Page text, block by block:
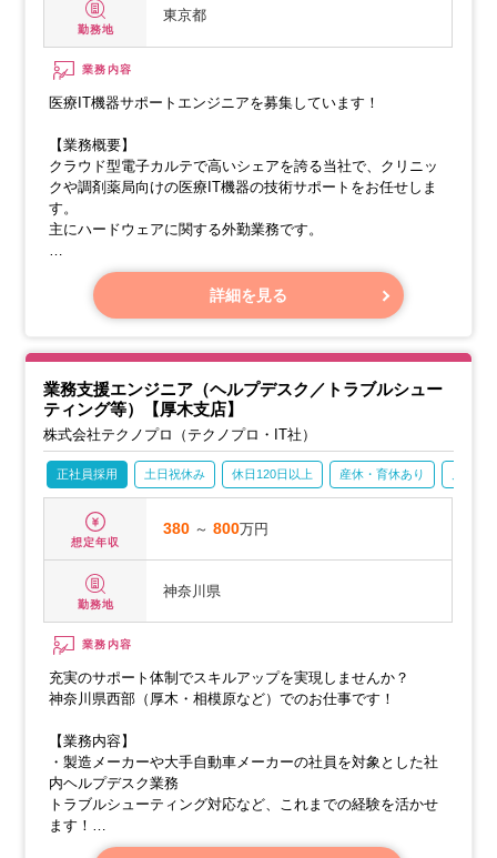
勤務地
東京都
業務内容
医療IT機器サポートエンジニアを募集しています！
【業務概要】
クラウド型電子カルテで高いシェアを誇る当社で、クリニッ
クや調剤薬局向けの医療IT機器の技術サポートをお任せしま
す。
主にハードウェアに関する外勤業務です。
【業務詳細】
詳細を見る
業務支援エンジニア（ヘルプデスク／トラブルシュー
ティング等）【厚木支店】
株式会社テクノプロ（テクノプロ・IT社）
正社員採用 土日祝休み 休日120日以上 産休・育休あり
想定年収
380 ～800万円
勤務地
神奈川県
業務内容
充実のサポート体制でスキルアップを実現しませんか？
神奈川県西部（厚木・相模原など）でのお仕事です！
【業務内容】
・製造メーカーや大手自動車メーカーの社員を対象とした社
内ヘルプデスク業務
トラブルシューティング対応など、これまでの経験を活かせ
ます！
・ソフトウェア開発工程管理ツールのカスタマイズや保守サ